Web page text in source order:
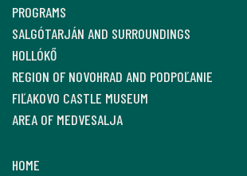
PROGRAMS
SALGÓTARJÁN AND SURROUNDINGS
HOLLÓKŐ
REGION OF NOVOHRAD AND PODPOĽANIE
FIĽAKOVO CASTLE MUSEUM
AREA OF MEDVESALJA
HOME